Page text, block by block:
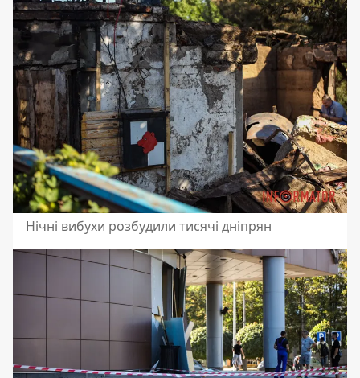
Нічні вибухи розбудили тисячі дніпрян